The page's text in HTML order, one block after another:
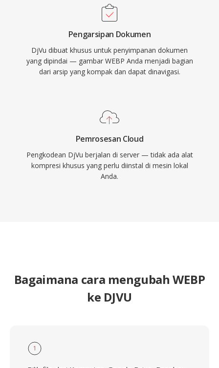
Pengarsipan Dokumen
DjVu dibuat khusus untuk penyimpanan dokumen
yang dipindai — gambar WEBP Anda menjadi bagian
dari arsip yang kompak dan dapat dinavigasi.
Pemrosesan Cloud
Pengkodean DjVu berjalan di server — tidak ada alat
kompresi khusus yang perlu diinstal di mesin lokal
Anda.
Bagaimana cara mengubah WEBP
ke DJVU
1